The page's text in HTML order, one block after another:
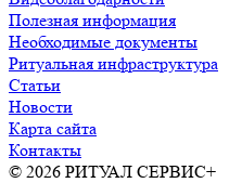
Полезная информация
Необходимые документы
Ритуальная инфраструктура
Статьи
Новости
Карта сайта
Контакты
© 2026 РИТУАЛ СЕРВИС+